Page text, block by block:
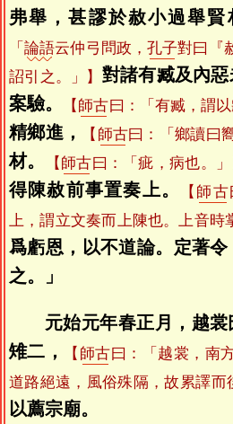
弗舉，甚謬於赦小過舉賢
「論語云仲弓問政，孔子對曰『
詔引之。」】 對諸有臧及內
案驗。
【 師古曰：「有臧，謂以
精鄉進，
【 師古曰：「鄉讀曰
材。
【 師古曰：「疵，病也。」
得陳赦前事置奏上。
【 師古
上，謂立文奏而上陳也。上音時
爲虧恩，以不道論。定著
之。」
元始元年春正月，越
雉二，
【 師古曰：「越裳，南
道路絕遠，風俗殊隔，故累譯而
以薦宗廟。